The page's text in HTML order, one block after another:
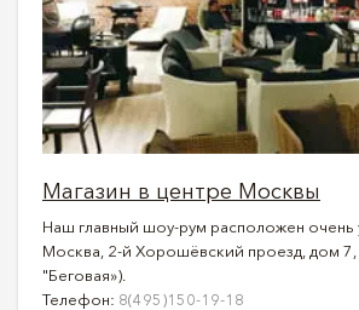
Магазин в центре Москвы
Наш главный шоу-рум расположен очень
Москва, 2-й Хорошёвский проезд, дом 7,
"Беговая»).
Телефон: 8(495)150-19-18